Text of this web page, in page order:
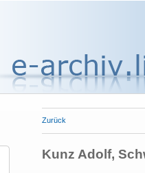
Zurück
Kunz Adolf,